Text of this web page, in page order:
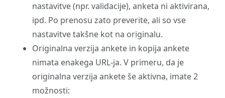
nastavitve (npr. validacije), anketa ni aktivirana,
ipd. Po prenosu zato preverite, ali so vse
nastavitve takšne kot na originalu.
Originalna verzija ankete in kopija ankete
nimata enakega URL-ja. V primeru, da je
originalna verzija ankete še aktivna, imate 2
možnosti: